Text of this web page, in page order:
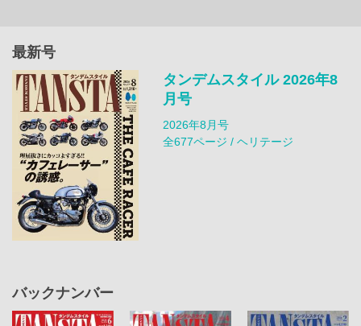
最新号
タンデムスタイル 2026年8
月号
2026年8月号
全677ページ / ヘリテージ
バックナンバー